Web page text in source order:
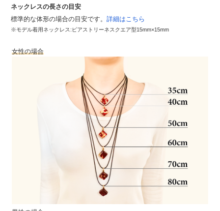
ネックレスの長さの目安
標準的な体形の場合の目安です。 詳細はこちら
※モデル着用ネックレス:ピアストリーネスクエア型15mm×15mm
女性の場合